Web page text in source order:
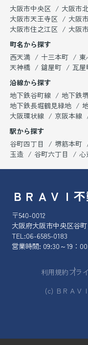
大阪市中央区
大阪市
大阪市天王寺区
大阪
大阪市住之江区
大阪
町名から探す
西天満
十三本町 東
天神橋
鎗屋町 瓦屋
沿線から探す
地下鉄谷町線
地下鉄
地下鉄長堀鶴見緑地
大阪環状線
京阪本線
駅から探す
谷町四丁目
堺筋本町
玉造
谷町六丁目 心
ＢＲＡＶＩ
〒540-0012
大阪府大阪市中央区谷
TEL:06-6585-0183
営業時間: 09:30～19：
利用規約プラ
(c) ＢＲＡＶ